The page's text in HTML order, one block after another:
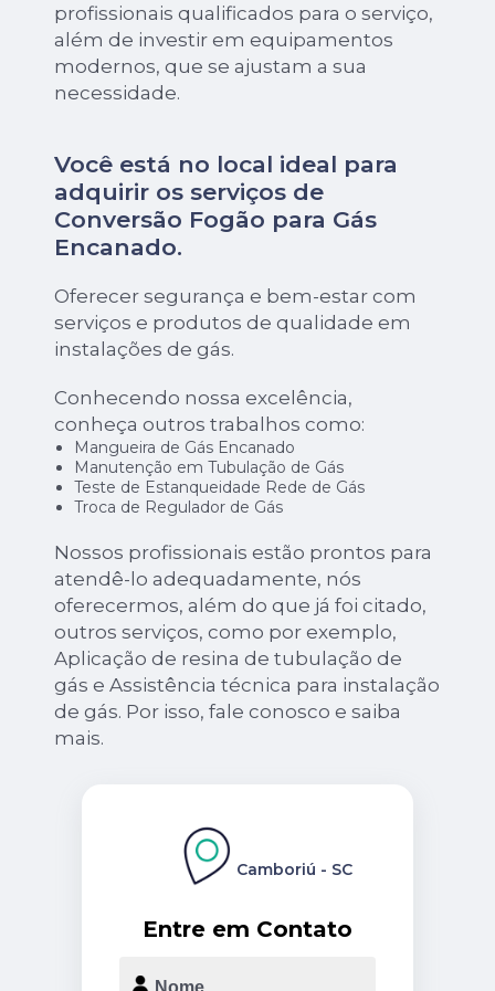
profissionais qualificados para o serviço,
além de investir em equipamentos
modernos, que se ajustam a sua
necessidade.
Você está no local ideal para
adquirir os serviços de
Conversão Fogão para Gás
Encanado.
Oferecer segurança e bem-estar com
serviços e produtos de qualidade em
instalações de gás.
Conhecendo nossa excelência,
conheça outros trabalhos como:
Mangueira de Gás Encanado
Manutenção em Tubulação de Gás
Teste de Estanqueidade Rede de Gás
Troca de Regulador de Gás
Nossos profissionais estão prontos para
atendê-lo adequadamente, nós
oferecermos, além do que já foi citado,
outros serviços, como por exemplo,
Aplicação de resina de tubulação de
gás e Assistência técnica para instalação
de gás. Por isso, fale conosco e saiba
mais.
Entre em Contato
Camboriú - SC